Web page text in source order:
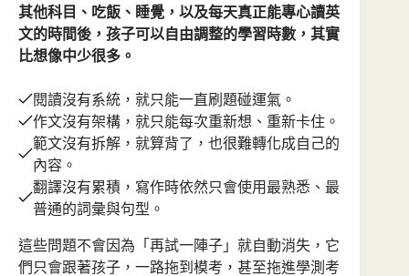
其他科目、吃飯、睡覺，以及每天真正能專心讀英
文的時間後，孩子可以自由調整的學習時數，其實
比想像中少很多。
閱讀沒有系統，就只能一直刷題碰運氣。
作文沒有架構，就只能每次重新想、重新卡住。
範文沒有拆解，就算背了，也很難轉化成自己的
內容。
翻譯沒有累積，寫作時依然只會使用最熟悉、最
普通的詞彙與句型。
這些問題不會因為「再試一陣子」就自動消失，它
們只會跟著孩子，一路拖到模考，甚至拖進學測考